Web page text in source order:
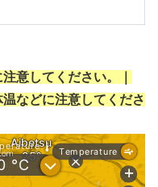
意してください。｜
などに注意してくださ